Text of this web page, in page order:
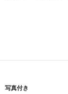
写真付き